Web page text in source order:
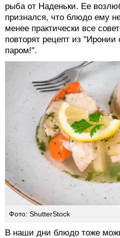
рыба от Наденьки. Ее
признался, что блюдо ему
менее практически все
повторят рецепт из
паром!".
Фото: ShutterStock
В наши дни блюдо тоже